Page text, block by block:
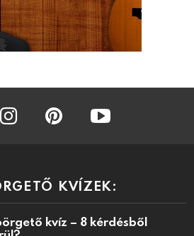
instagram
KVÍZEK:
kvíz – 8 kérdésből